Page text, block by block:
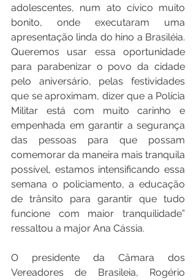
adolescentes, num ato cívico muito
bonito, onde executaram uma
apresentação linda do hino a Brasiléia.
Queremos usar essa oportunidade
para parabenizar o povo da cidade
pelo aniversário, pelas festividades
que se aproximam, dizer que a Polícia
Militar está com muito carinho e
empenhada em garantir a segurança
das pessoas para que possam
comemorar da maneira mais tranquila
possível, estamos intensificando essa
semana o policiamento, a educação
de trânsito para garantir que tudo
funcione com maior tranquilidade”
ressaltou a major Ana Cássia.
O presidente da Câmara dos
Vereadores de Brasileia, Rogério